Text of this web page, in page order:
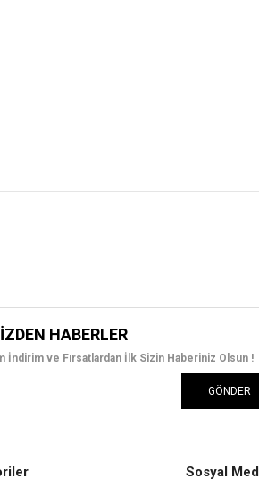
HABERLER
İndirim ve Fırsatlardan İlk Sizin Haberiniz Olsun !
GÖNDER
Sosyal